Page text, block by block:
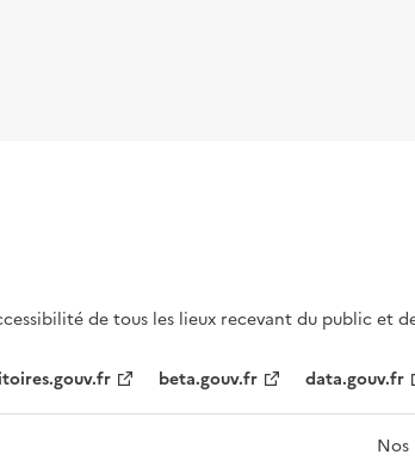
de tous les lieux recevant du public et
beta.gouv.fr data.gouv.fr
Nos